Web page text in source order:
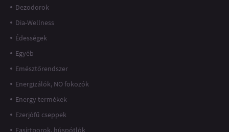
Dezodorok
Dia-Wellness
Édességek
Egyéb
Emésztőrendszer
Energizálók, NO fokozók
Energy termékek
Ezerjófű cseppek
Fasírtporok, húspótlók